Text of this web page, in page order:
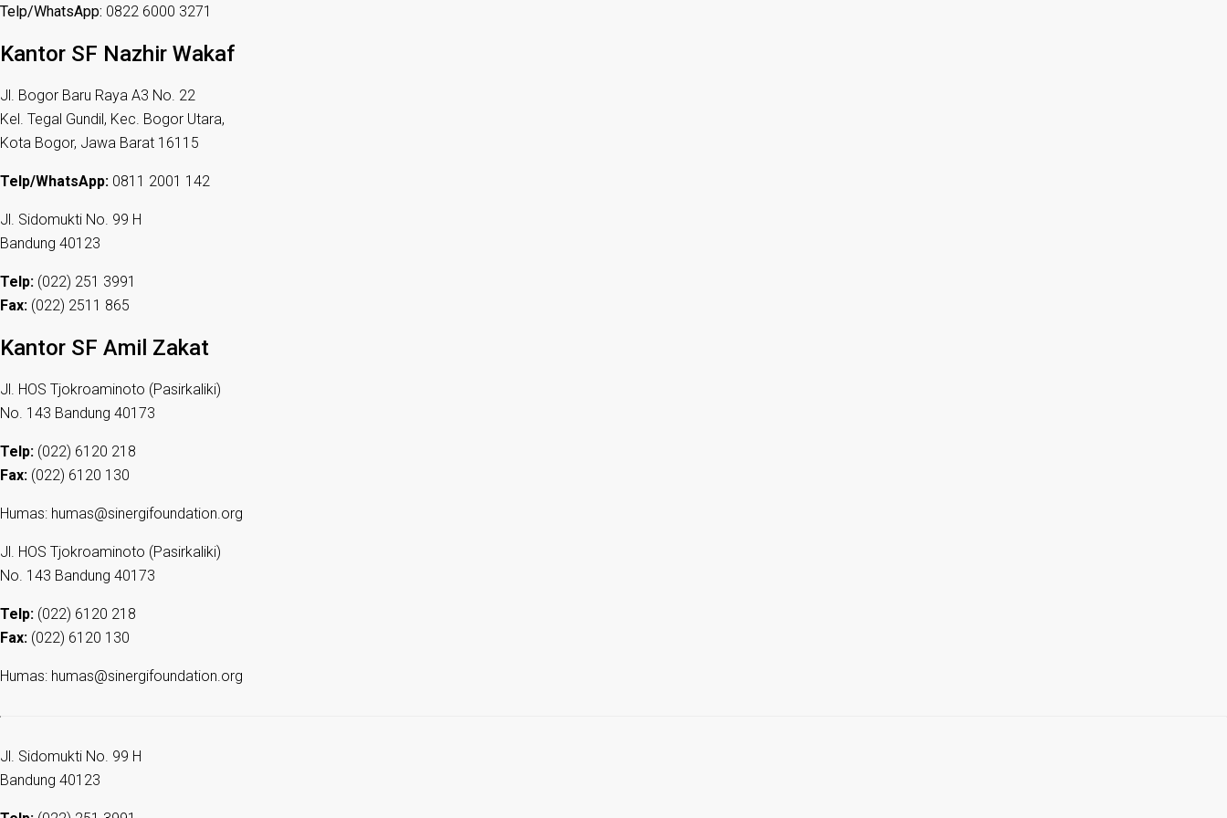
Telp/WhatsApp: 0822 6000 3271
Kantor SF Nazhir Wakaf
Jl. Bogor Baru Raya A3 No. 22
Kel. Tegal Gundil, Kec. Bogor Utara,
Kota Bogor, Jawa Barat 16115
Telp/WhatsApp: 0811 2001 142
Jl. Sidomukti No. 99 H
Bandung 40123
Telp: (022) 251 3991
Fax: (022) 2511 865
Kantor SF Amil Zakat
Jl. HOS Tjokroaminoto (Pasirkaliki)
No. 143 Bandung 40173
Telp: (022) 6120 218
Fax: (022) 6120 130
Humas: humas@sinergifoundation.org
Jl. HOS Tjokroaminoto (Pasirkaliki)
No. 143 Bandung 40173
Telp: (022) 6120 218
Fax: (022) 6120 130
Humas: humas@sinergifoundation.org
Jl. Sidomukti No. 99 H
Bandung 40123